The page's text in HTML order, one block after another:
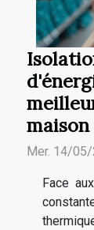
maison
Mer. 14/
Face